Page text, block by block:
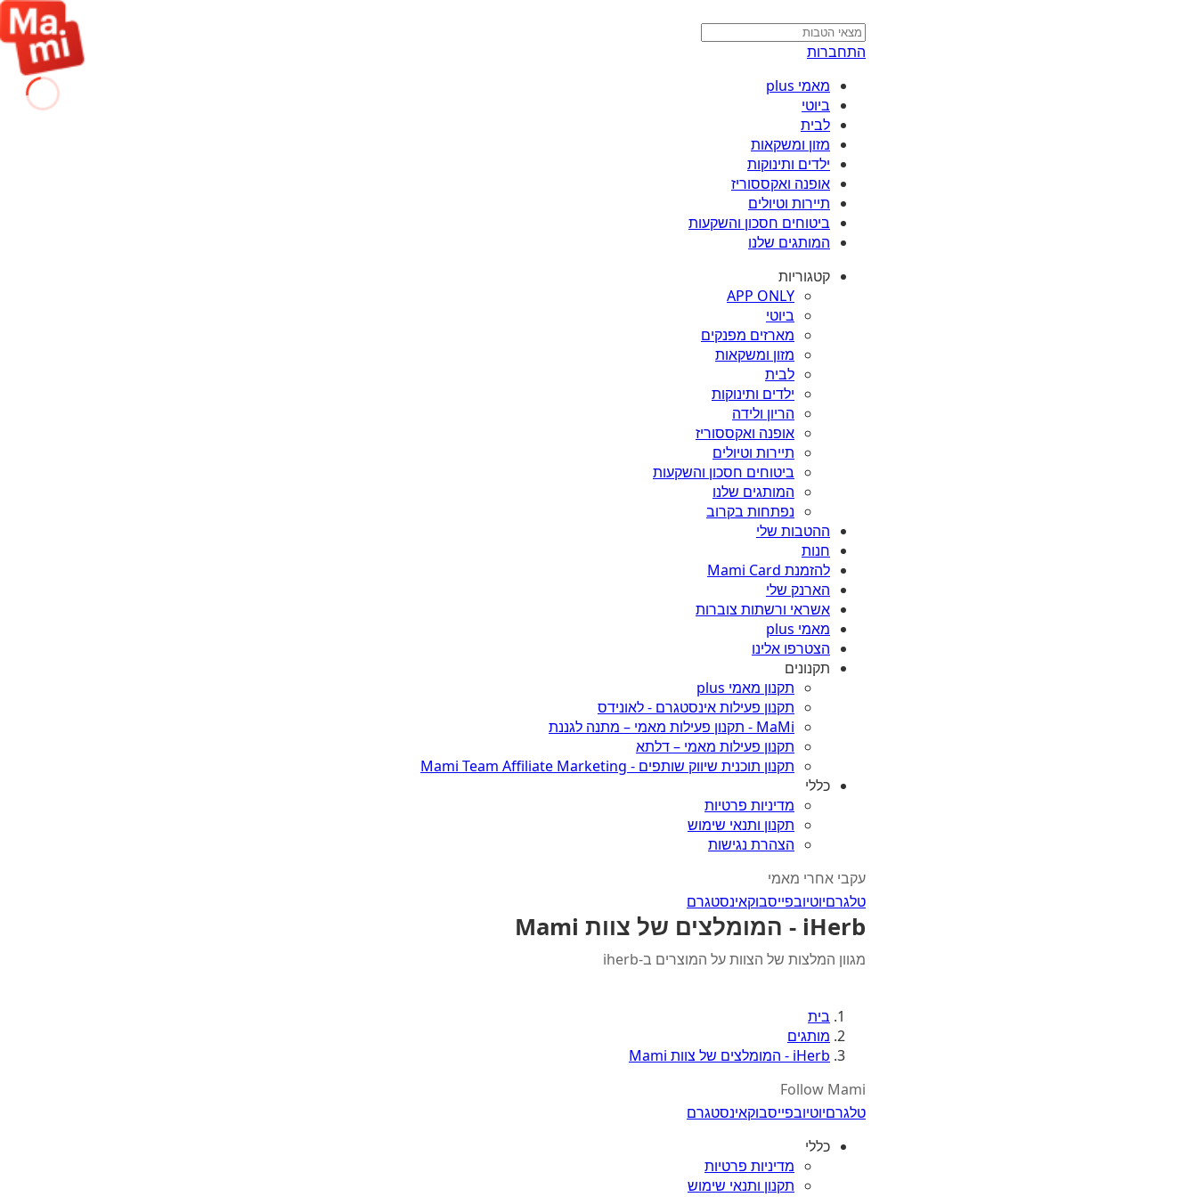
התחברות
מאמי plus
ביוטי
לבית
מזון ומשקאות
ילדים ותינוקות
אופנה ואקססוריז
תיירות וטיולים
ביטוחים חסכון והשקעות
המותגים שלנו
קטגוריות
APP ONLY
ביוטי
מארזים מפנקים
מזון ומשקאות
לבית
ילדים ותינוקות
הריון ולידה
אופנה ואקססוריז
תיירות וטיולים
ביטוחים חסכון והשקעות
המותגים שלנו
נפתחות בקרוב
ההטבות שלי
חנות
להזמנת Mami Card
הארנק שלי
אשראי ורשתות צוברות
מאמי plus
הצטרפו אלינו
תקנונים
תקנון מאמי plus
תקנון פעילות אינסטגרם - לאונידס
MaMi - תקנון פעילות מאמי – מתנה לגננת
תקנון פעילות מאמי – דלתא
תקנון תוכנית שיווק שותפים - Mami Team Affiliate Marketing
כללי
מדיניות פרטיות
תקנון ותנאי שימוש
הצהרת נגישות
עקבי אחרי מאמי
טלגרםיוטיובפייסבוקאינסטגרם
iHerb - המומלצים של צוות Mami
מגוון המלצות של הצוות על המוצרים ב-iherb
בית
מותגים
iHerb - המומלצים של צוות Mami
Follow Mami
טלגרםיוטיובפייסבוקאינסטגרם
כללי
מדיניות פרטיות
תקנון ותנאי שימוש